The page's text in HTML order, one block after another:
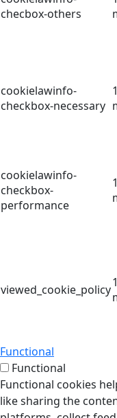
checbox-others
cookielawinfo-
checkbox-necessary
cookielawinfo-
checkbox-
performance
viewed_cookie_policy
Functional
Functional
Functional cookies
like sharing the